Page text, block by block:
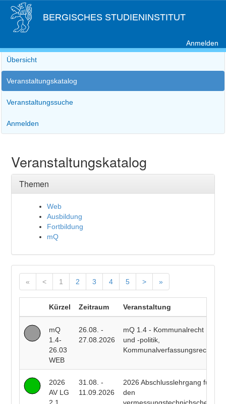
BERGISCHES STUDIENINSTITUT
Anmelden
Übersicht
Veranstaltungskatalog
Veranstaltungssuche
Anmelden
Veranstaltungskatalog
Themen
Web
Ausbildung
Fortbildung
mQ
« < 1 2 3 4 5 > »
Kürzel Zeitraum Veranstaltung
mQ
1.4-
26.03
WEB
26.08. -
27.08.2026
mQ 1.4 - Kommunalrecht
und -politik,
Kommunalverfassungsrecht
2026
AV LG
31.08. -
11.09.2026
2026 Abschlusslehrgang für
den